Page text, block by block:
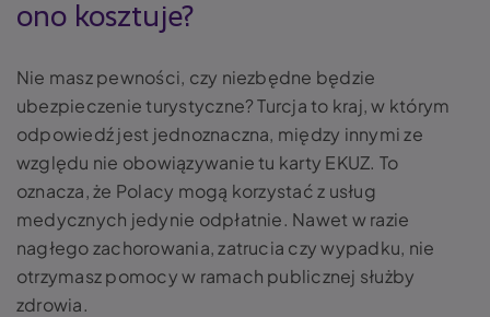
ono kosztuje?
Nie masz pewności, czy niezbędne będzie
ubezpieczenie turystyczne? Turcja to kraj, w którym
odpowiedź jest jednoznaczna, między innymi ze
względu nie obowiązywanie tu karty EKUZ. To
oznacza, że Polacy mogą korzystać z usług
medycznych jedynie odpłatnie. Nawet w razie
nagłego zachorowania, zatrucia czy wypadku, nie
otrzymasz pomocy w ramach publicznej służby
zdrowia.